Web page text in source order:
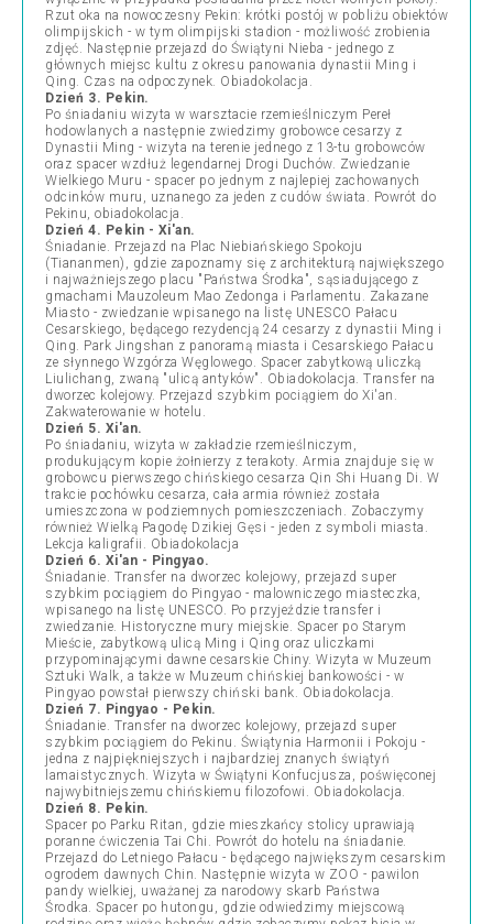
Rzut oka na nowoczesny Pekin: krótki postój w pobliżu obiektów
olimpijskich - w tym olimpijski stadion - możliwość zrobienia
zdjęć. Następnie przejazd do Świątyni Nieba - jednego z
głównych miejsc kultu z okresu panowania dynastii Ming i
Qing. Czas na odpoczynek. Obiadokolacja.
Dzień 3. Pekin.
Po śniadaniu wizyta w warsztacie rzemieślniczym Pereł
hodowlanych a następnie zwiedzimy grobowce cesarzy z
Dynastii Ming - wizyta na terenie jednego z 13-tu grobowców
oraz spacer wzdłuż legendarnej Drogi Duchów. Zwiedzanie
Wielkiego Muru - spacer po jednym z najlepiej zachowanych
odcinków muru, uznanego za jeden z cudów świata. Powrót do
Pekinu, obiadokolacja.
Dzień 4. Pekin - Xi'an.
Śniadanie. Przejazd na Plac Niebiańskiego Spokoju
(Tiananmen), gdzie zapoznamy się z architekturą największego
i najważniejszego placu "Państwa Środka", sąsiadującego z
gmachami Mauzoleum Mao Zedonga i Parlamentu. Zakazane
Miasto - zwiedzanie wpisanego na listę UNESCO Pałacu
Cesarskiego, będącego rezydencją 24 cesarzy z dynastii Ming i
Qing. Park Jingshan z panoramą miasta i Cesarskiego Pałacu
ze słynnego Wzgórza Węglowego. Spacer zabytkową uliczką
Liulichang, zwaną "ulicą antyków". Obiadokolacja. Transfer na
dworzec kolejowy. Przejazd szybkim pociągiem do Xi'an.
Zakwaterowanie w hotelu.
Dzień 5. Xi'an.
Po śniadaniu, wizyta w zakładzie rzemieślniczym,
produkującym kopie żołnierzy z terakoty. Armia znajduje się w
grobowcu pierwszego chińskiego cesarza Qin Shi Huang Di. W
trakcie pochówku cesarza, cała armia również została
umieszczona w podziemnych pomieszczeniach. Zobaczymy
również Wielką Pagodę Dzikiej Gęsi - jeden z symboli miasta.
Lekcja kaligrafii. Obiadokolacja
Dzień 6. Xi'an - Pingyao.
Śniadanie. Transfer na dworzec kolejowy, przejazd super
szybkim pociągiem do Pingyao - malowniczego miasteczka,
wpisanego na listę UNESCO. Po przyjeździe transfer i
zwiedzanie. Historyczne mury miejskie. Spacer po Starym
Mieście, zabytkową ulicą Ming i Qing oraz uliczkami
przypominającymi dawne cesarskie Chiny. Wizyta w Muzeum
Sztuki Walk, a także w Muzeum chińskiej bankowości - w
Pingyao powstał pierwszy chiński bank. Obiadokolacja.
Dzień 7. Pingyao - Pekin.
Śniadanie. Transfer na dworzec kolejowy, przejazd super
szybkim pociągiem do Pekinu. Świątynia Harmonii i Pokoju -
jedna z najpiękniejszych i najbardziej znanych świątyń
lamaistycznych. Wizyta w Świątyni Konfucjusza, poświęconej
najwybitniejszemu chińskiemu filozofowi. Obiadokolacja.
Dzień 8. Pekin.
Spacer po Parku Ritan, gdzie mieszkańcy stolicy uprawiają
poranne ćwiczenia Tai Chi. Powrót do hotelu na śniadanie.
Przejazd do Letniego Pałacu - będącego największym cesarskim
ogrodem dawnych Chin. Następnie wizyta w ZOO - pawilon
pandy wielkiej, uważanej za narodowy skarb Państwa
Środka. Spacer po hutongu, gdzie odwiedzimy miejscową